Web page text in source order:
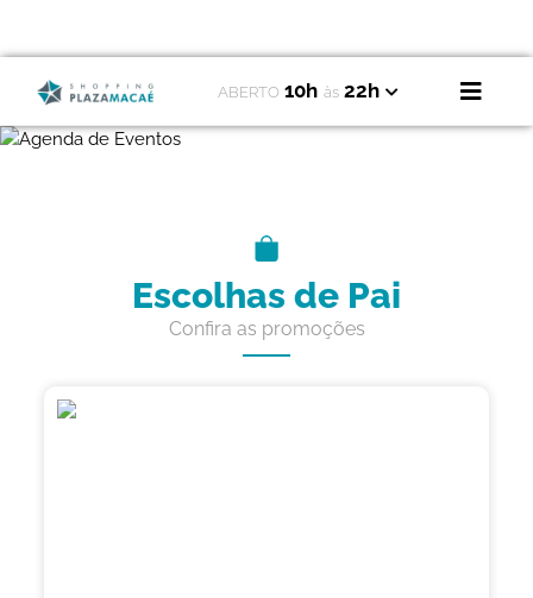
ABERTO 10h às 22h
Escolhas de Pai
Confira as promoções